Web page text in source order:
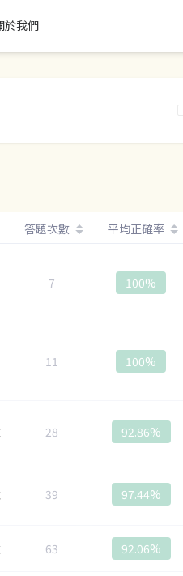
於我們
答題次數 平均正確率
7 100%
11 100%
28 92.86%
39 97.44%
63 92.06%